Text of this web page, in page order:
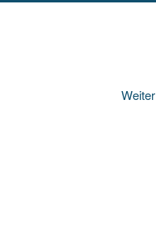
Weiter